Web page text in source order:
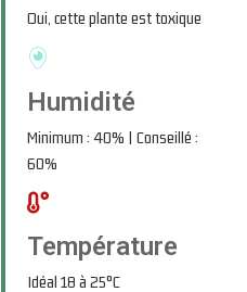
Oui, cette plante est toxique
Humidité
Minimum : 40% | Conseillé :
60%
Température
Idéal 18 à 25°C